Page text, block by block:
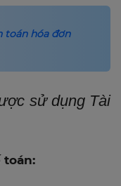
toán hóa đơn
sử dụng Tài
toán: